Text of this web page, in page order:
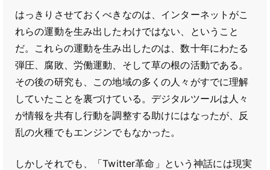
はっきりさせておくべきなのは、インターネットがこ
れらの運動を生み出したわけではない、ということ
だ。これらの運動を生み出したのは、数十年にわたる
弾圧、腐敗、労働運動、そして草の根の活動である。
その後の研究も、この地域の多くの人々がすでに理解
していたことを裏づけている。デジタルツールは人々
が情報を共有し行動を調整する助けにはなったが、反
乱の火種でもエンジンでもなかった。
しかしそれでも、「Twitter革命」という神話には現実